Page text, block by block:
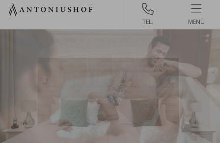
springen
MENÜ